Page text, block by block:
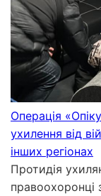
Операція
ухилення від
інших регіонах
Протидія
правоохоронці